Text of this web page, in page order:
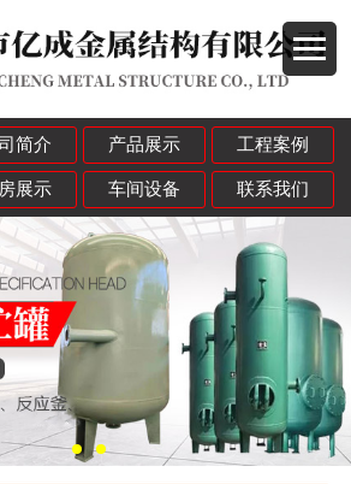
简介 产品展示 工程案例
展示 车间设备 联系我们